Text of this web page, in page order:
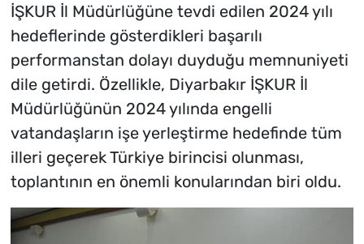
İŞKUR İl Müdürlüğüne tevdi edilen 2024 yılı
hedeflerinde gösterdikleri başarılı
performanstan dolayı duyduğu memnuniyeti
dile getirdi. Özellikle, Diyarbakır İŞKUR İl
Müdürlüğünün 2024 yılında engelli
vatandaşların işe yerleştirme hedefinde tüm
illeri geçerek Türkiye birincisi olunması,
toplantının en önemli konularından biri oldu.